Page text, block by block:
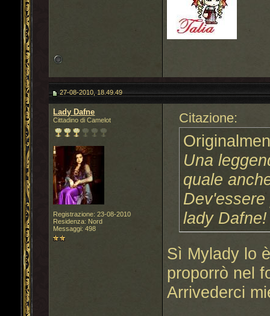
27-08-2010, 18.49.49
Lady Dafne
Cittadino di Camelot
Registrazione: 23-08-2010
Residenza: Nord
Messaggi: 498
Citazione:
Una
quale
lady
Sì Mylady lo
proporrò nel
Arrivederci